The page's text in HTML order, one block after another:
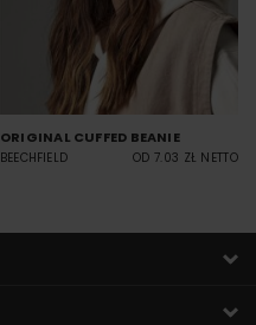
ORIGINAL CUFFED BEANIE
BEECHFIELD OD 7.03 ZŁ NETTO